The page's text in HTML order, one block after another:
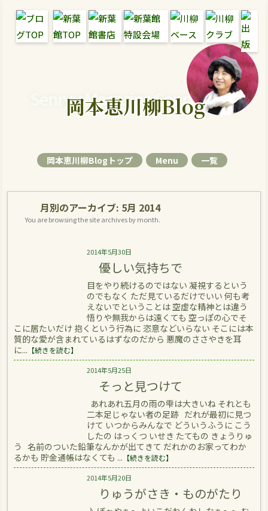
Senryu Magazine Senryu Blog
岡本恵川柳Blog
岡本恵川柳Blogトップ Menu 一覧
月別のアーカイブ: 5月 2014
You are browsing the site archives by month.
2014年5月30日
優しい気持ちで
目をやり続けるのではない 凝視するという
のでもなく ただ見ているだけでいい 何も考
えないでということは 空虚な精神とは違う
悟りや無我からは遠くても 空っぽの心でそ
こに居たいだけ 抱くという行為に 恣意などいらない そこには本
質的な愛が含まれているはずなのだから 悪魔のささやきを耳
に... 【続きを読む】
2014年5月25日
そっと見つけて
あれあれ五月の雨の雫は大きいね それとも
二本足じゃない者の足跡 だれが最初に見つ
けて いつからみんなで どういうふうに こう
したの はっくつ いせき たてもの きょうりゅ
う 名前のついた鉛筆なんかが出てきて だれかのお家ってわか
るかも 貯金通帳はなくても ... 【続きを読む】
2014年5月20日
りゅうがさき・ものがたり